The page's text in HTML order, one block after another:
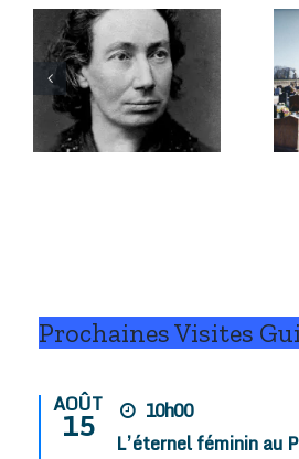
Qui repose
à Chitry-
les-Mines
Prochaines Visites
AOÛT
15
10h00
L’éternel féminin au